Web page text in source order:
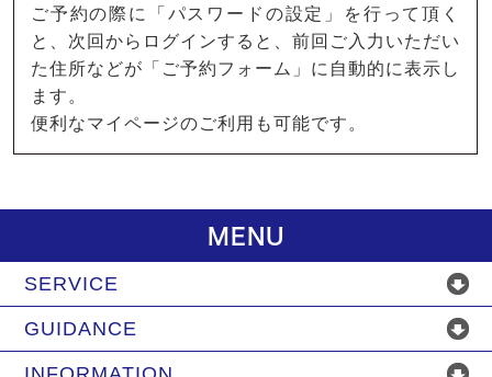
ご予約の際に「パスワードの設定」を行って頂く
と、次回からログインすると、前回ご入力いただい
た住所などが「ご予約フォーム」に自動的に表示し
ます。
便利なマイページのご利用も可能です。
MENU
SERVICE
GUIDANCE